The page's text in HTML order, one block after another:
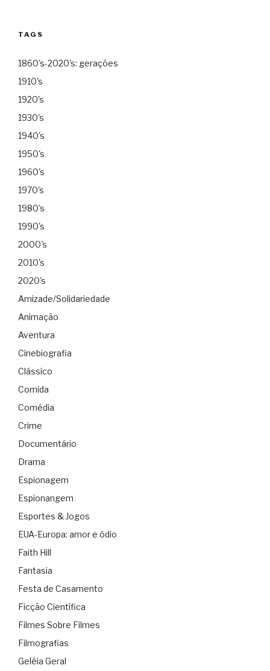
TAGS
1860's-2020's: gerações
1910's
1920's
1930's
1940's
1950's
1960's
1970's
1980's
1990's
2000's
2010's
2020's
Amizade/Solidariedade
Animação
Aventura
Cinebiografia
Clássico
Comida
Comédia
Crime
Documentário
Drama
Espionagem
Espionangem
Esportes & Jogos
EUA-Europa: amor e ódio
Faith Hill
Fantasia
Festa de Casamento
Ficção Científica
Filmes Sobre Filmes
Filmografias
Geléia Geral